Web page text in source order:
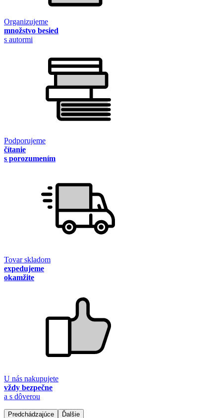
Organizujeme
množstvo besied
s autormi
Podporujeme
čítanie
s porozumením
Tovar skladom
expedujeme
okamžite
U nás nakupujete
vždy bezpečne
a s dôverou
Predchádzajúce Ďalšie